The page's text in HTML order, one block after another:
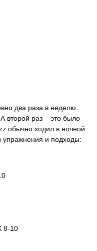
два раза в неделю.
второй раз – это было
обычно ходил в ночной
упражнения и подходы:
8-10